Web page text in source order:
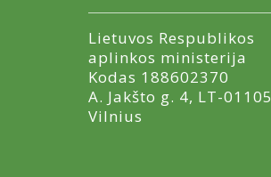
Lietuvos Respublikos
aplinkos ministerija
Kodas 188602370
A. Jakšto g. 4, LT-01105
Vilnius